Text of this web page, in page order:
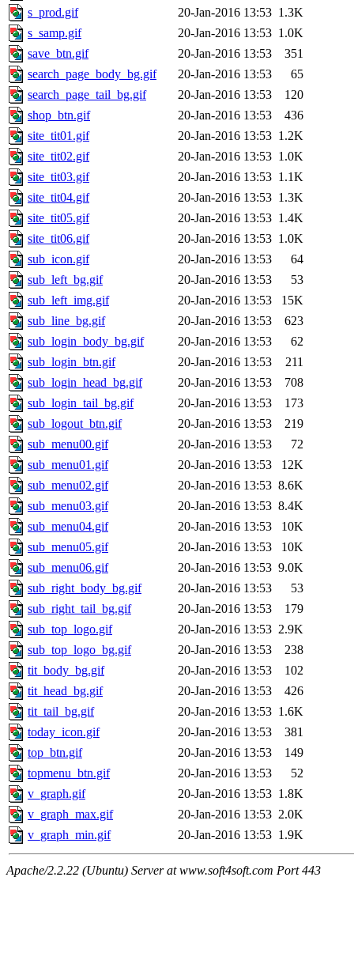
s_prod.gif
20-Jan-2016 13:53 1.3K
s_samp.gif
20-Jan-2016 13:53 1.0K
save_btn.gif
20-Jan-2016 13:53
351
search_page_body_bg.gif
20-Jan-2016 13:53
65
search_page_tail_bg.gif
20-Jan-2016 13:53
120
shop_btn.gif
20-Jan-2016 13:53
436
site_tit01.gif
20-Jan-2016 13:53 1.2K
site_tit02.gif
20-Jan-2016 13:53 1.0K
site_tit03.gif
20-Jan-2016 13:53 1.1K
site_tit04.gif
20-Jan-2016 13:53 1.3K
site_tit05.gif
20-Jan-2016 13:53 1.4K
site_tit06.gif
20-Jan-2016 13:53 1.0K
sub_icon.gif
20-Jan-2016 13:53
64
sub_left_bg.gif
20-Jan-2016 13:53
53
sub_left_img.gif
20-Jan-2016 13:53
15K
sub_line_bg.gif
20-Jan-2016 13:53
623
sub_login_body_bg.gif
20-Jan-2016 13:53
62
sub_login_btn.gif
20-Jan-2016 13:53
211
sub_login_head_bg.gif
20-Jan-2016 13:53
708
sub_login_tail_bg.gif
20-Jan-2016 13:53
173
sub_logout_btn.gif
20-Jan-2016 13:53
219
sub_menu00.gif
20-Jan-2016 13:53
72
sub_menu01.gif
20-Jan-2016 13:53
12K
sub_menu02.gif
20-Jan-2016 13:53 8.6K
sub_menu03.gif
20-Jan-2016 13:53 8.4K
sub_menu04.gif
20-Jan-2016 13:53
10K
sub_menu05.gif
20-Jan-2016 13:53
10K
sub_menu06.gif
20-Jan-2016 13:53 9.0K
sub_right_body_bg.gif
20-Jan-2016 13:53
53
sub_right_tail_bg.gif
20-Jan-2016 13:53
179
sub_top_logo.gif
20-Jan-2016 13:53 2.9K
sub_top_logo_bg.gif
20-Jan-2016 13:53
238
tit_body_bg.gif
20-Jan-2016 13:53
102
tit_head_bg.gif
20-Jan-2016 13:53
426
tit_tail_bg.gif
20-Jan-2016 13:53 1.6K
today_icon.gif
20-Jan-2016 13:53
381
top_btn.gif
20-Jan-2016 13:53
149
topmenu_btn.gif
20-Jan-2016 13:53
52
v_graph.gif
20-Jan-2016 13:53 1.8K
v_graph_max.gif
20-Jan-2016 13:53 2.0K
v_graph_min.gif
20-Jan-2016 13:53 1.9K
Apache/2.2.22 (Ubuntu) Server at www.soft4soft.com Port 443